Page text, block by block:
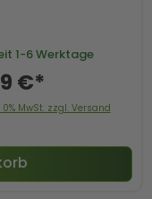
1-6 Werktage
€*
MwSt. zzgl. Versand